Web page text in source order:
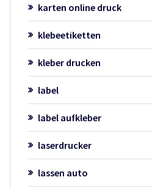
karten online druck
klebeetiketten
kleber drucken
label
label aufkleber
laserdrucker
lassen auto